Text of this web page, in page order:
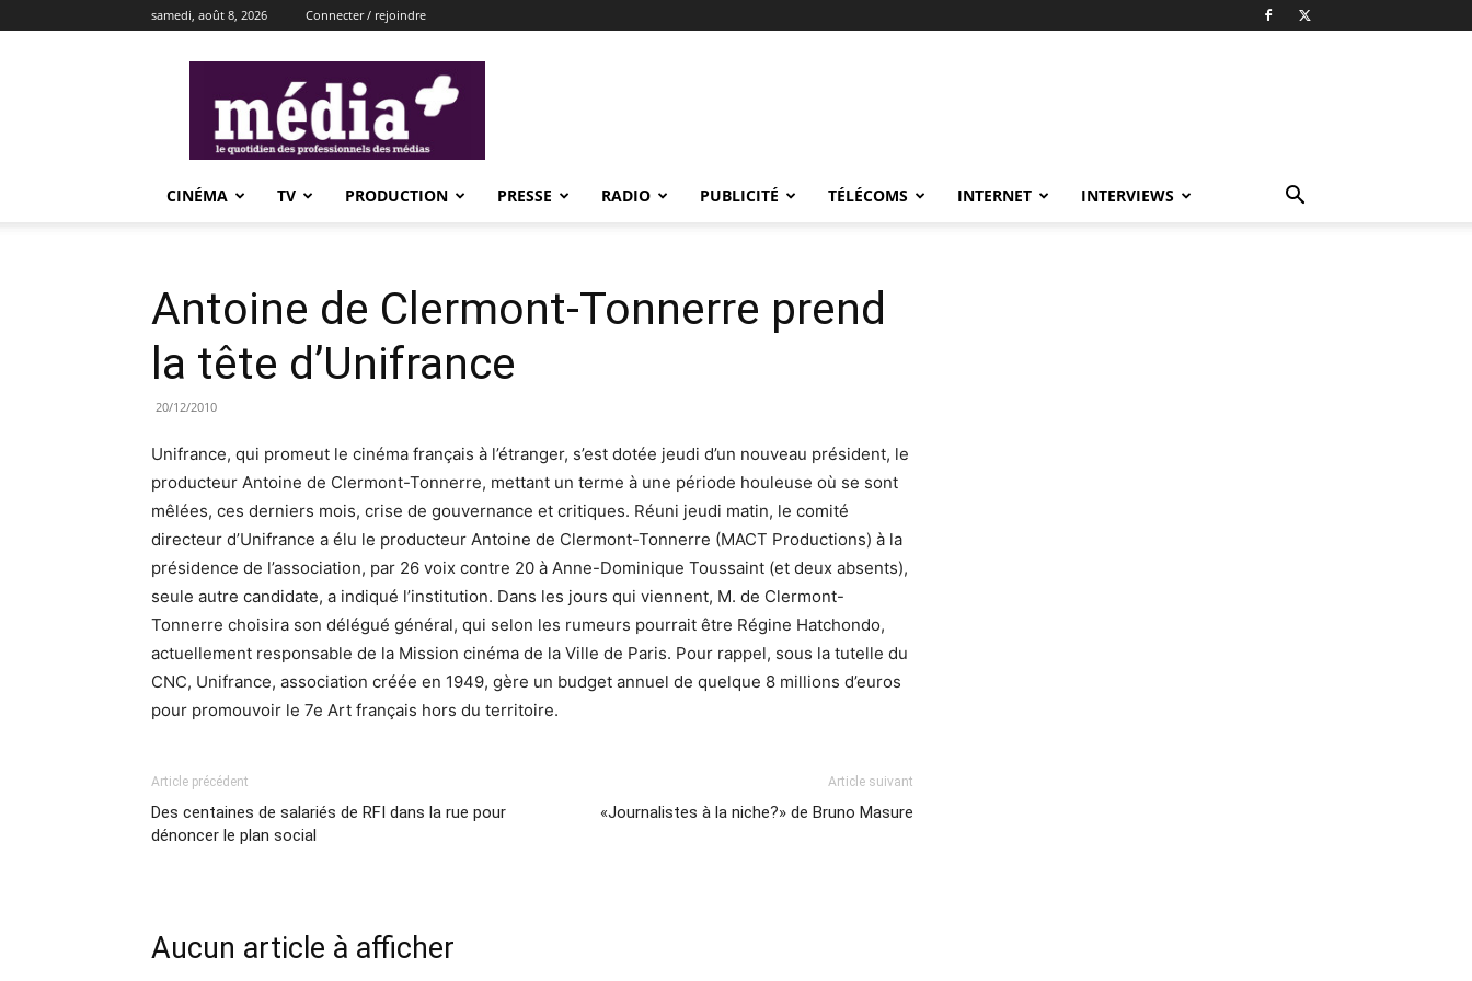
samedi, août 8, 2026 Connecter / rejoindre
CINÉMA TV PRODUCTION PRESSE RADIO PUBLICITÉ TÉLÉCOMS INTERNET INTERVIEWS
Antoine de Clermont-Tonnerre prend
la tête d’Unifrance
20/12/2010
Unifrance, qui promeut le cinéma français à l’étranger, s’est dotée jeudi d’un nouveau président, le
producteur Antoine de Clermont-Tonnerre, mettant un terme à une période houleuse où se sont
mêlées, ces derniers mois, crise de gouvernance et critiques. Réuni jeudi matin, le comité
directeur d’Unifrance a élu le producteur Antoine de Clermont-Tonnerre (MACT Productions) à la
présidence de l’association, par 26 voix contre 20 à Anne-Dominique Toussaint (et deux absents),
seule autre candidate, a indiqué l’institution. Dans les jours qui viennent, M. de Clermont-
Tonnerre choisira son délégué général, qui selon les rumeurs pourrait être Régine Hatchondo,
actuellement responsable de la Mission cinéma de la Ville de Paris. Pour rappel, sous la tutelle du
CNC, Unifrance, association créée en 1949, gère un budget annuel de quelque 8 millions d’euros
pour promouvoir le 7e Art français hors du territoire.
Article précédent
Des centaines de salariés de RFI dans la rue pour
dénoncer le plan social
Article suivant
«Journalistes à la niche?» de Bruno Masure
Aucun article à afficher